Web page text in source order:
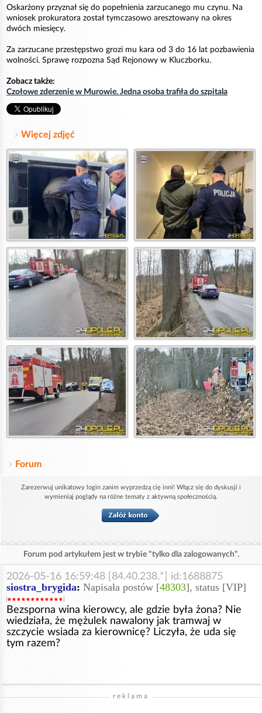
Oskarżony przyznał się do popełnienia zarzucanego mu czynu. Na
wniosek prokuratora został tymczasowo aresztowany na okres
dwóch miesięcy.
Za zarzucane przestępstwo grozi mu kara od 3 do 16 lat pozbawienia
wolności. Sprawę rozpozna Sąd Rejonowy w Kluczborku.
Zobacz także:
Czołowe zderzenie w Murowie. Jedna osoba trafiła do szpitala
Więcej zdjęć
Forum
Zarezerwuj unikatowy login zanim wyprzedzą cię inni! Włącz się do dyskusji i
wymieniaj poglądy na różne tematy z aktywną społecznością.
Forum pod artykułem jest w trybie "tylko dla zalogowanych".
2026-05-16 16:59:48 [84.40.238.*] id:1688875
siostra_brygida: Napisała postów [48303], status [VIP]
Bezsporna wina kierowcy, ale gdzie była żona? Nie
wiedziała, że mężulek nawalony jak tramwaj w
szczycie wsiada za kierownicę? Liczyła, że uda się
tym razem?
reklama